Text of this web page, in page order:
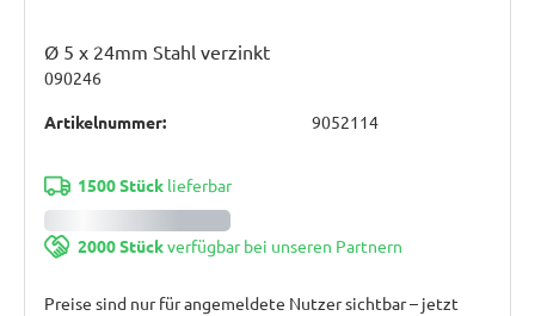
Ø 5 x 24mm Stahl verzinkt
090246
Artikelnummer: 9052114
1500 Stücklieferbar
2000 Stückverfügbar bei unseren Partnern
Preise sind nur für angemeldete Nutzer sichtbar – jetzt